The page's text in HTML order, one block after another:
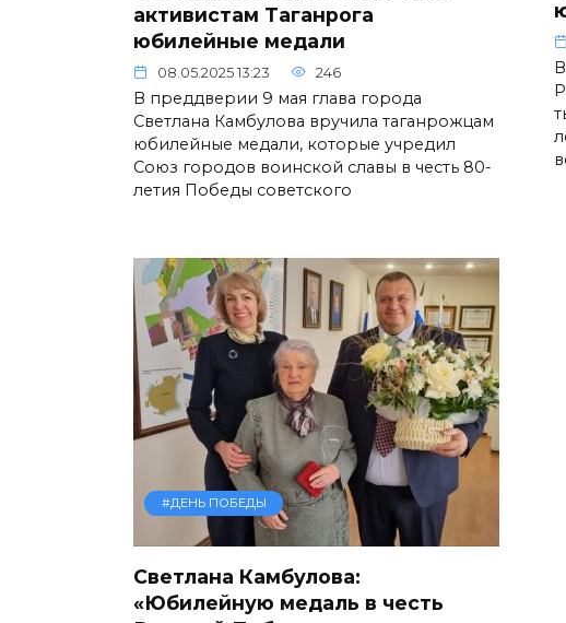
активистам Таганрога
юбилейные медали
08.05.2025 13:23 246
В преддверии 9 мая глава города
Светлана Камбулова вручила таганрожцам
юбилейные медали, которые учредил
Союз городов воинской славы в честь 80-
летия Победы советского
#ДЕНЬ ПОБЕДЫ
Светлана Камбулова:
«Юбилейную медаль в честь